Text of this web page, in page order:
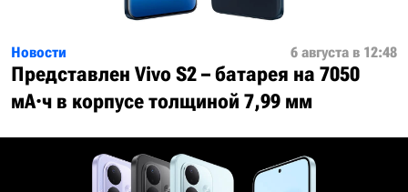
Новости 6 августа в 12:48
Представлен Vivo S2 – батарея на 7050
мА·ч в корпусе толщиной 7,99 мм